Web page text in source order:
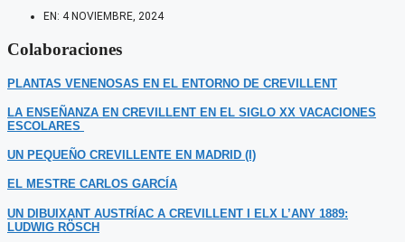
EN: 4 NOVIEMBRE, 2024
Colaboraciones
PLANTAS VENENOSAS EN EL ENTORNO DE CREVILLENT
LA ENSEÑANZA EN CREVILLENT EN EL SIGLO XX VACACIONES
ESCOLARES
UN PEQUEÑO CREVILLENTE EN MADRID (I)
EL MESTRE CARLOS GARCÍA
UN DIBUIXANT AUSTRÍAC A CREVILLENT I ELX L’ANY 1889:
LUDWIG RÖSCH